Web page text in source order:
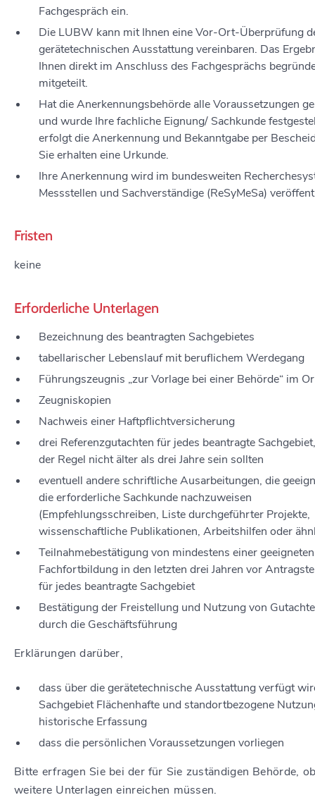
Fachgespräch ein.
Die LUBW kann mit Ihnen eine Vor-Ort-Überprüfung
gerätetechnischen Ausstattung vereinbaren. Das
Ihnen direkt im Anschluss des Fachgesprächs
mitgeteilt.
Hat die Anerkennungsbehörde alle Voraussetzungen
und wurde Ihre fachliche Eignung/ Sachkunde
erfolgt die Anerkennung und Bekanntgabe per
Sie erhalten eine Urkunde.
Ihre Anerkennung wird im bundesweiten
Messstellen und Sachverständige (ReSyMeSa)
Fristen
keine
Erforderliche Unterlagen
Bezeichnung des beantragten Sachgebietes
tabellarischer Lebenslauf mit beruflichem Werdegang
Führungszeugnis „zur Vorlage bei einer Behörde“ im
Zeugniskopien
Nachweis einer Haftpflichtversicherung
drei Referenzgutachten für jedes beantragte
der Regel nicht älter als drei Jahre sein sollten
eventuell andere schriftliche Ausarbeitungen, die
die erforderliche Sachkunde nachzuweisen
(Empfehlungsschreiben, Liste durchgeführter Projekte,
wissenschaftliche Publikationen, Arbeitshilfen oder
Teilnahmebestätigung von mindestens einer geeigneten
Fachfortbildung in den letzten drei Jahren vor
für jedes beantragte Sachgebiet
Bestätigung der Freistellung und Nutzung von
durch die Geschäftsführung
Erklärungen darüber,
dass über die gerätetechnische Ausstattung verfügt
Sachgebiet Flächenhafte und standortbezogene
historische Erfassung
dass die persönlichen Voraussetzungen vorliegen
Bitte erfragen Sie bei der für Sie zuständigen Behörde,
weitere Unterlagen einreichen müssen.